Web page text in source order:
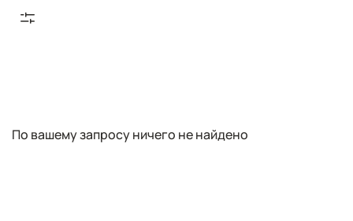
По вашему запросу ничего не найдено